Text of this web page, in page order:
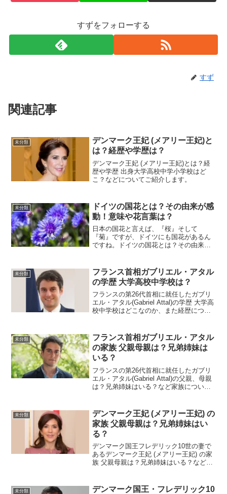
すずをフォローする
すず
関連記事
未分類
デンマーク王妃 (メアリー王妃)と
は？経歴や学歴は？
デンマーク王妃 (メアリー王妃)とは？経
歴や学歴 出身大学高校中学小学校はど
こ？などについてご紹介します。
未分類
ドイツの国花とは？その由来が感
動！意味や花言葉は？
日本の国花と言えば、『桜』そして
『菊』ですが、ドイツにも国花があるん
ですね。ドイツの国花とは？その由来が
未分類
フランス首相ガブリエル・アタル
の学歴 大学高校中学校は？
フランスの第26代首相に就任したガブリ
エル・アタル(Gabriel Attal)の学歴 大学高
校中学校はどこなのか、また経歴につい
未分類
フランス首相ガブリエル・アタル
の家族 父親母親は？兄弟姉妹は
いる？
フランスの第26代首相に就任したガブリ
エル・アタル(Gabriel Attal)の父親、母親
は？兄弟姉妹はいる？など家族について
未分類
デンマーク王妃 (メアリー王妃) の
家族 父親母親は？兄弟姉妹はい
る？
デンマーク国王フレデリック10世の妻で
あるデンマーク王妃 (メアリー王妃) の家
族 父親母親は？兄弟姉妹はいる？などに
未分類
デンマーク国王・フレデリック10